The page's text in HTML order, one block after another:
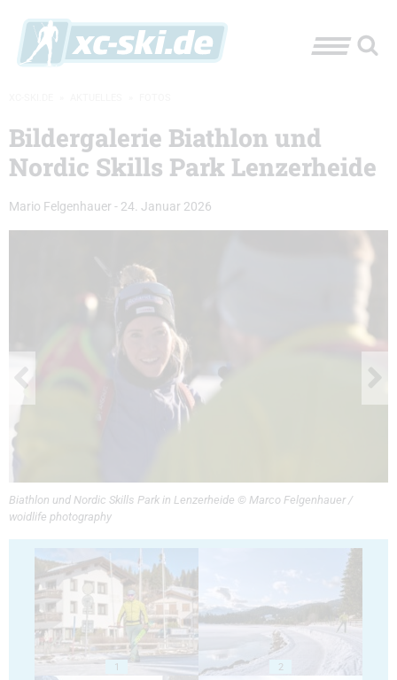
Bildergalerie Biathlon und
Nordic Skills Park Lenzerheide
Mario Felgenhauer - 24. Januar 2026
Biathlon und Nordic Skills Park in Lenzerheide © Marco Felgenhauer /
woidlife photography
1 2